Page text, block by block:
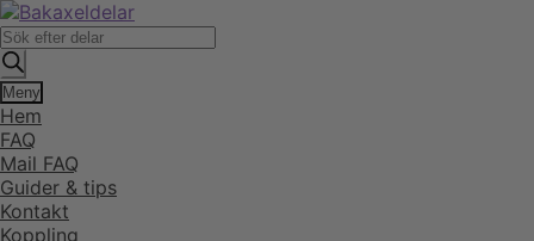
Hoppa
till
navigering
Hoppa
till
innehåll
Produktsökning
Meny
Hem
FAQ
Mail FAQ
Guider & tips
Kontakt
Koppling